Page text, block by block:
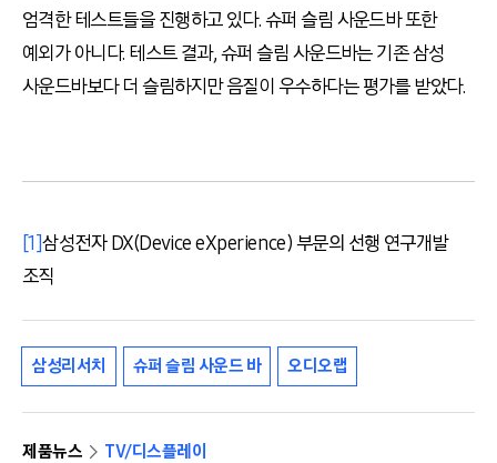
엄격한 테스트들을 진행하고 있다.슈퍼 슬림 사운드바 또한
예외가 아니다. 테스트 결과,슈퍼 슬림 사운드바는 기존 삼성
사운드바보다 더 슬림하지만 음질이 우수하다는 평가를 받았다.
[1]삼성전자 DX(Device eXperience) 부문의 선행 연구개발
조직
삼성리서치 슈퍼 슬림 사운드 바 오디오랩
제품뉴스
TV/디스플레이